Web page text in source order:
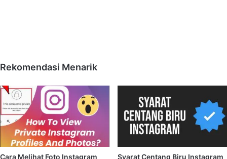
Rekomendasi Menarik
Cara Melihat Foto Instagram
Syarat Centang Biru Instagram